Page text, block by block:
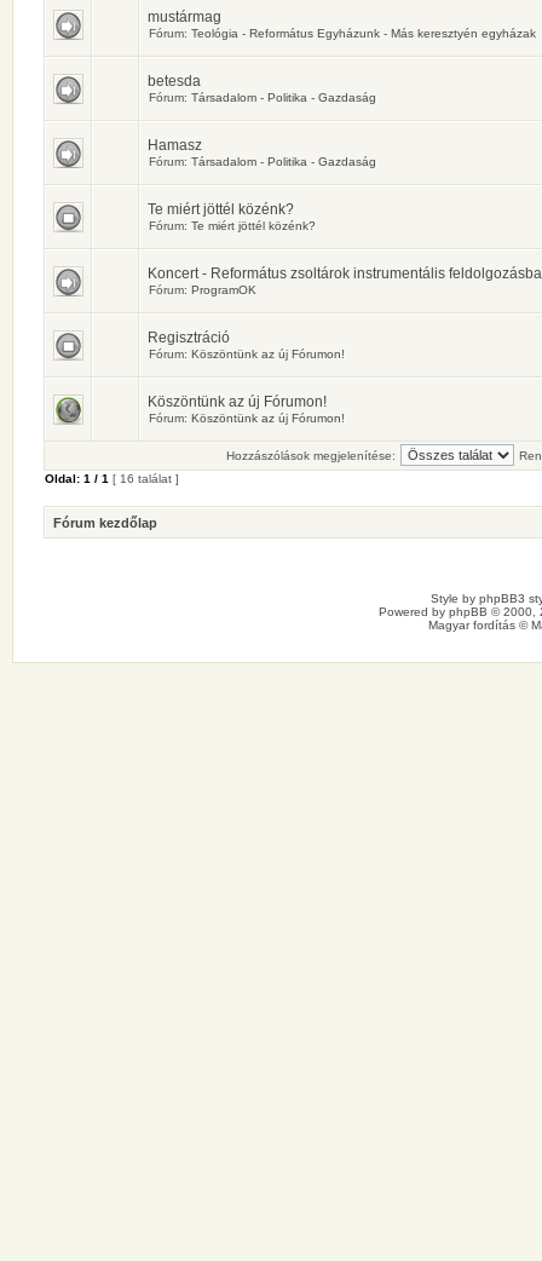
mustármag
Fórum: Teológia - Református Egyházunk - Más keresztyén egyházak
betesda
Fórum: Társadalom - Politika - Gazdaság
Hamasz
Fórum: Társadalom - Politika - Gazdaság
Te miért jöttél közénk?
Fórum: Te miért jöttél közénk?
Koncert - Református zsoltárok instrumentális
Fórum: ProgramOK
Regisztráció
Fórum: Köszöntünk az új Fórumon!
Köszöntünk az új Fórumon!
Fórum: Köszöntünk az új Fórumon!
Hozzászólások megjelenítése:
Oldal: 1 / 1 [ 16 találat ]
Fórum kezdőlap
Style by phpBB3
Powered by phpBB © 2000,
Magyar fordítás ©